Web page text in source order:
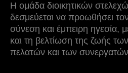
Η ομάδα διοικητικών
δεσμεύεται να προωθήσει
σύνεση και έμπειρη ηγεσία,
και τη βελτίωση της ζωής
πελατών και των